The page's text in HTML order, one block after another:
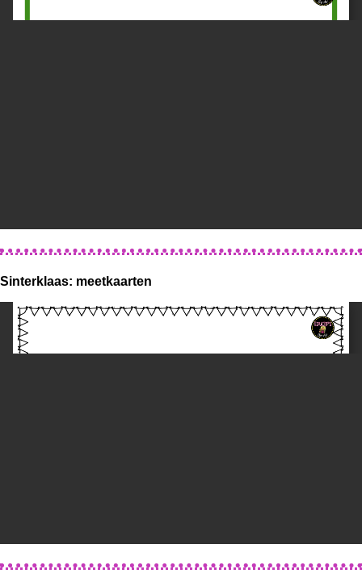
Sinterklaas: meetkaarten